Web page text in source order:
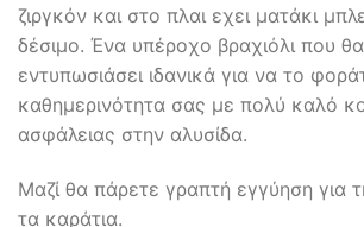
ζιργκόν και στο πλαι εχει ματάκι
δέσιμο. Ένα υπέροχο βραχιόλι που
εντυπωσιάσει ιδανικά για να το
καθημερινότητα σας με πολύ καλό
ασφάλειας στην αλυσίδα.
Μαζί θα πάρετε γραπτή εγγύηση για
τα καράτια.